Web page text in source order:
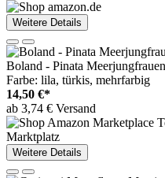
Weitere Details
Boland - Pinata
Farbe: lila, türkis, mehrfarbig
14,50 €*
ab 3,74 € Versand
Marktplatz
Weitere Details